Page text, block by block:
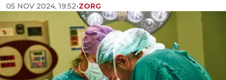
05 NOV 2024, 19:52•ZORG